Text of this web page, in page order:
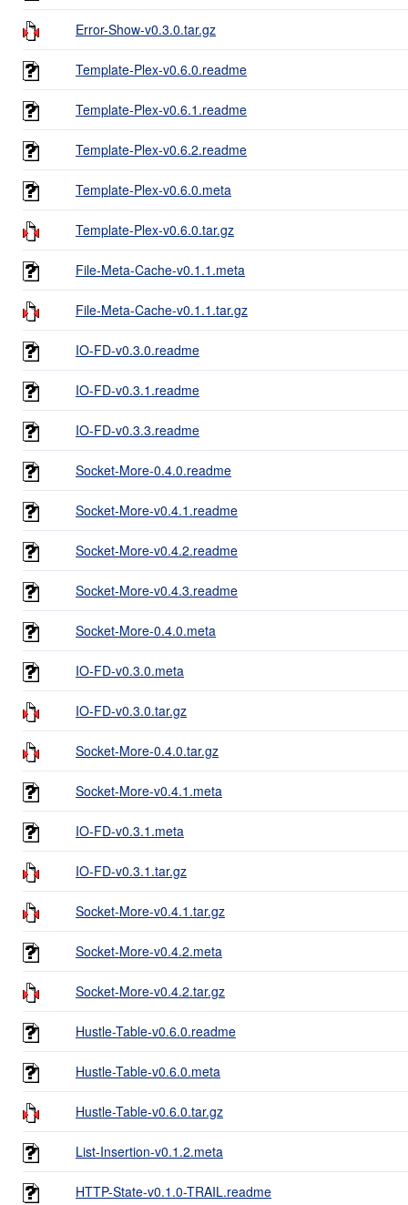
Error-Show-v0.3.0.tar.gz
Template-Plex-v0.6.0.readme
Template-Plex-v0.6.1.readme
Template-Plex-v0.6.2.readme
Template-Plex-v0.6.0.meta
Template-Plex-v0.6.0.tar.gz
File-Meta-Cache-v0.1.1.meta
File-Meta-Cache-v0.1.1.tar.gz
IO-FD-v0.3.0.readme
IO-FD-v0.3.1.readme
IO-FD-v0.3.3.readme
Socket-More-0.4.0.readme
Socket-More-v0.4.1.readme
Socket-More-v0.4.2.readme
Socket-More-v0.4.3.readme
Socket-More-0.4.0.meta
IO-FD-v0.3.0.meta
IO-FD-v0.3.0.tar.gz
Socket-More-0.4.0.tar.gz
Socket-More-v0.4.1.meta
IO-FD-v0.3.1.meta
IO-FD-v0.3.1.tar.gz
Socket-More-v0.4.1.tar.gz
Socket-More-v0.4.2.meta
Socket-More-v0.4.2.tar.gz
Hustle-Table-v0.6.0.readme
Hustle-Table-v0.6.0.meta
Hustle-Table-v0.6.0.tar.gz
List-Insertion-v0.1.2.meta
HTTP-State-v0.1.0-TRAIL.readme